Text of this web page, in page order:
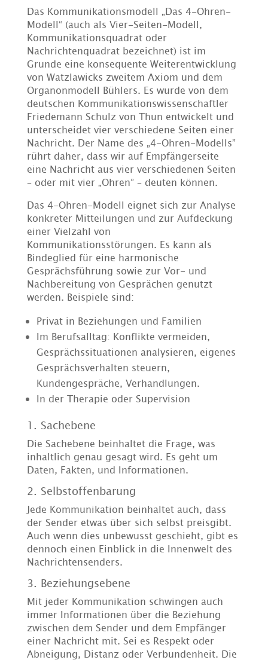
Das Kommunikationsmodell „Das 4-Ohren-
Modell“ (auch als Vier-Seiten-Modell,
Kommunikationsquadrat oder
Nachrichtenquadrat bezeichnet) ist im
Grunde eine konsequente Weiterentwicklung
von Watzlawicks zweitem Axiom und dem
Organonmodell Bühlers. Es wurde von dem
deutschen Kommunikationswissenschaftler
Friedemann Schulz von Thun entwickelt und
unterscheidet vier verschiedene Seiten einer
Nachricht. Der Name des „4-Ohren-Modells”
rührt daher, dass wir auf Empfängerseite
eine Nachricht aus vier verschiedenen Seiten
– oder mit vier „Ohren” – deuten können.
Das 4-Ohren-Modell eignet sich zur Analyse
konkreter Mitteilungen und zur Aufdeckung
einer Vielzahl von
Kommunikationsstörungen. Es kann als
Bindeglied für eine harmonische
Gesprächsführung sowie zur Vor- und
Nachbereitung von Gesprächen genutzt
werden. Beispiele sind:
Privat in Beziehungen und Familien
Im Berufsalltag: Konflikte vermeiden,
Gesprächssituationen analysieren, eigenes
Gesprächsverhalten steuern,
Kundengespräche, Verhandlungen.
In der Therapie oder Supervision
1. Sachebene
Die Sachebene beinhaltet die Frage, was
inhaltlich genau gesagt wird. Es geht um
Daten, Fakten, und Informationen.
2. Selbstoffenbarung
Jede Kommunikation beinhaltet auch, dass
der Sender etwas über sich selbst preisgibt.
Auch wenn dies unbewusst geschieht, gibt es
dennoch einen Einblick in die Innenwelt des
Nachrichtensenders.
3. Beziehungsebene
Mit jeder Kommunikation schwingen auch
immer Informationen über die Beziehung
zwischen dem Sender und dem Empfänger
einer Nachricht mit. Sei es Respekt oder
Abneigung, Distanz oder Verbundenheit. Die